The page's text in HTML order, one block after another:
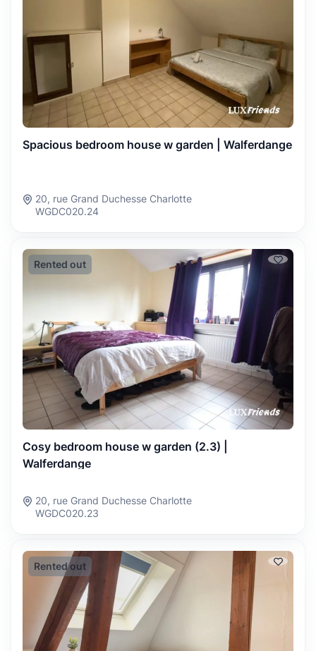
Spacious bedroom house w garden | Walferdange
20, rue Grand Duchesse Charlotte
WGDC020.24
Rented out
Cosy bedroom house w garden (2.3) |
Walferdange
20, rue Grand Duchesse Charlotte
WGDC020.23
Rented out